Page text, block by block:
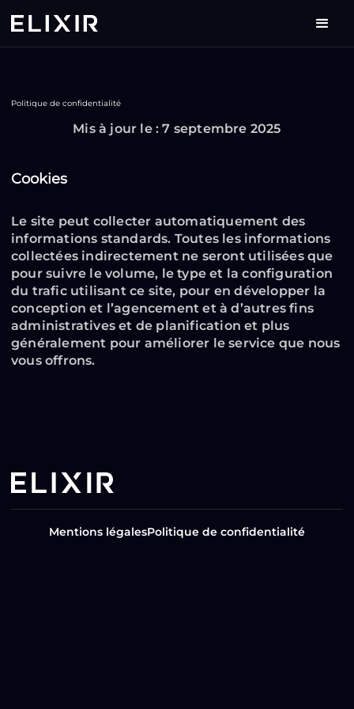
Politique de confidentialité
Mis à jour le : 7 septembre 2025
Cookies
Le site peut collecter automatiquement des
informations standards. Toutes les informations
collectées indirectement ne seront utilisées que
pour suivre le volume, le type et la configuration
du trafic utilisant ce site, pour en développer la
conception et l’agencement et à d’autres fins
administratives et de planification et plus
généralement pour améliorer le service que nous
vous offrons.
Mentions légalesPolitique de confidentialité